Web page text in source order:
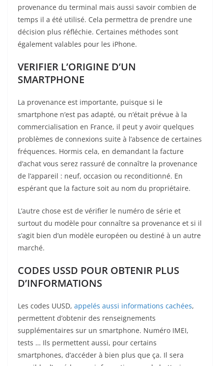
provenance du terminal mais aussi savoir combien de
temps il a été utilisé. Cela permettra de prendre une
décision plus réfléchie. Certaines méthodes sont
également valables pour les iPhone.
VERIFIER L’ORIGINE D’UN
SMARTPHONE
La provenance est importante, puisque si le
smartphone n’est pas adapté, ou n’était prévue à la
commercialisation en France, il peut y avoir quelques
problèmes de connexions suite à l’absence de certaines
fréquences. Hormis cela, en demandant la facture
d’achat vous serez rassuré de connaître la provenance
de l’appareil : neuf, occasion ou reconditionné. En
espérant que la facture soit au nom du propriétaire.
L’autre chose est de vérifier le numéro de série et
surtout du modèle pour connaître sa provenance et si il
s’agit bien d’un modèle européen ou destiné à un autre
marché.
CODES USSD POUR OBTENIR PLUS
D’INFORMATIONS
Les codes UUSD, appelés aussi informations cachées,
permettent d’obtenir des renseignements
supplémentaires sur un smartphone. Numéro IMEI,
tests … Ils permettent aussi, pour certains
smartphones, d’accéder à bien plus que ça. Il sera